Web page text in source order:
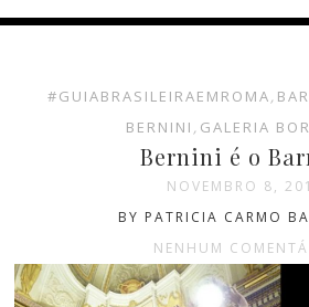
#GUIABRASILEIRAEMROMA,
BERNINI , GALERIA
Bernini é o
NOVEMBRO 8,
BY PATRICIA CARMO
NENHUM